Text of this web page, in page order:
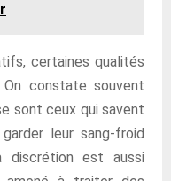
certaines qualités
constate souvent
sont ceux qui savent
leur sang-froid
discrétion est aussi